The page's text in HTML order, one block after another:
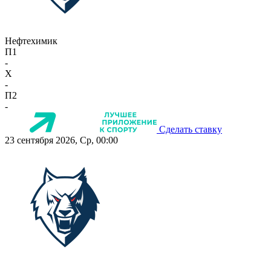
Нефтехимик
П1
-
X
-
П2
-
Сделать ставку
23 сентября 2026, Ср, 00:00